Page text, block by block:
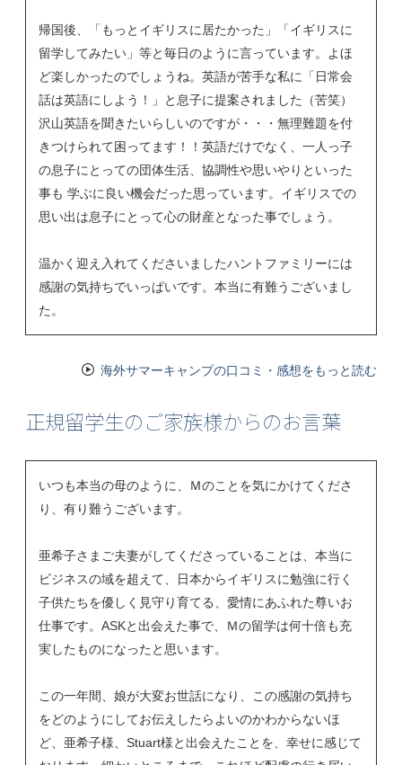
帰国後、「もっとイギリスに居たかった」「イギリスに
留学してみたい」等と毎日のように言っています。よほ
ど楽しかったのでしょうね。英語が苦手な私に「日常会
話は英語にしよう！」と息子に提案されました（苦笑）
沢山英語を聞きたいらしいのですが・・・無理難題を付
きつけられて困ってます！！英語だけでなく、一人っ子
の息子にとっての団体生活、協調性や思いやりといった
事も 学ぶに良い機会だった思っています。イギリスでの
思い出は息子にとって心の財産となった事でしょう。
温かく迎え入れてくださいましたハントファミリーには
感謝の気持ちでいっぱいです。本当に有難うございまし
た。
海外サマーキャンプの口コミ・感想をもっと読む
正規留学生のご家族様からのお言葉
いつも本当の母のように、Ｍのことを気にかけてくださ
り、有り難うございます。
亜希子さまご夫妻がしてくださっていることは、本当に
ビジネスの域を超えて、日本からイギリスに勉強に行く
子供たちを優しく見守り育てる、愛情にあふれた尊いお
仕事です。ASKと出会えた事で、Ｍの留学は何十倍も充
実したものになったと思います。
この一年間、娘が大変お世話になり、この感謝の気持ち
をどのようにしてお伝えしたらよいのかわからないほ
ど、亜希子様、Stuart様と出会えたことを、幸せに感じて